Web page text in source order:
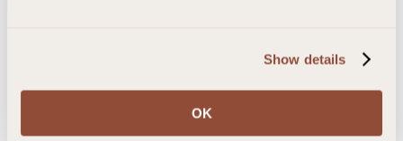
Show details
OK